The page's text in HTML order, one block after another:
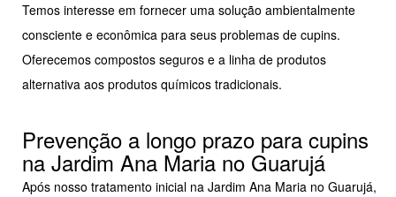
Temos interesse em fornecer uma solução ambientalmente
consciente e econômica para seus problemas de cupins.
Oferecemos compostos seguros e a linha de produtos
alternativa aos produtos químicos tradicionais.
Prevenção a longo prazo para cupins
na Jardim Ana Maria no Guarujá
Após nosso tratamento inicial na Jardim Ana Maria no Guarujá,